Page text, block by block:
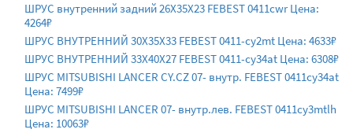
ШРУС внутренний задний 26X35X23 FEBEST 0411cwr Цена:
4264₽
ШРУС ВНУТРЕННИЙ 30X35X33 FEBEST 0411-cy2mt Цена: 4633₽
ШРУС ВНУТРЕННИЙ 33X40X27 FEBEST 0411-cy34at Цена: 6308₽
ШРУС MITSUBISHI LANCER CY.CZ 07- внутр. FEBEST 0411cy34at
Цена: 7499₽
ШРУС MITSUBISHI LANCER 07- внутр.лев. FEBEST 0411cy3mtlh
Цена: 10063₽